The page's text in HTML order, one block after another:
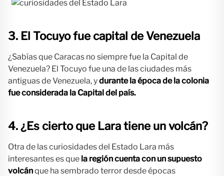
3. El Tocuyo fue capital de Venezuela
¿Sabías que Caracas no siempre fue la Capital de
Venezuela? El Tocuyo fue una de las ciudades más
antiguas de Venezuela, ydurante la época de la colonia
fue considerada la Capital del país.
4. ¿Es cierto que Lara tiene un volcán?
Otra de las curiosidades del Estado Lara más
interesantes es que la región cuenta con un supuesto
volcánque ha sembrado terror desde épocas